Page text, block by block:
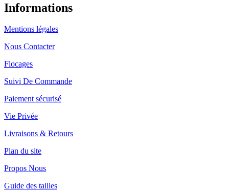
Informations
Mentions légales
Nous Contacter
Flocages
Suivi De Commande
Paiement sécurisé
Vie Privée
Livraisons & Retours
Plan du site
Propos Nous
Guide des tailles